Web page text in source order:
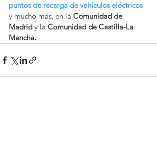
puntos de recarga de vehículos eléctricos
y mucho más, en la Comunidad de
Madrid y la Comunidad de Castilla-La
Mancha.